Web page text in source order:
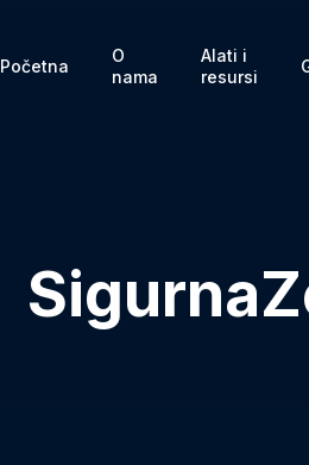
Početna
O
nama
Alati i
resursi